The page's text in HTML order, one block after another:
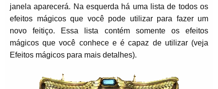
janela aparecerá. Na esquerda há uma lista de todos os
efeitos mágicos que você pode utilizar para fazer um
novo feitiço. Essa lista contém somente os efeitos
mágicos que você conhece e é capaz de utilizar (veja
Efeitos mágicos para mais detalhes).